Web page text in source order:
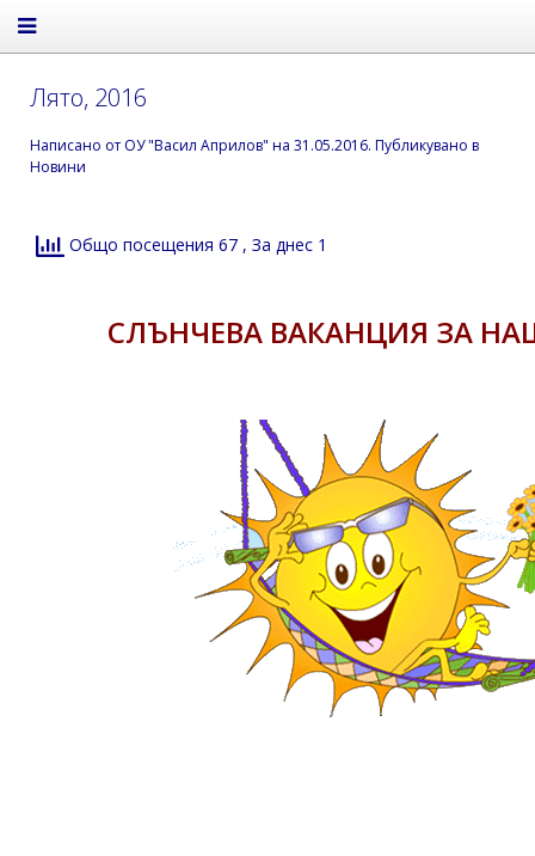
Лято, 2016
Написано от ОУ "Васил Априлов" на 31.05.2016. Публикувано в
Новини
Общо посещения 67 , За днес 1
СЛЪНЧЕВА ВАКАНЦИЯ ЗА